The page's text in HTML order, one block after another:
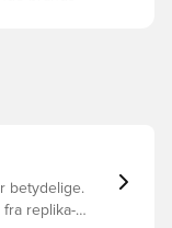
betydelige.
replika-